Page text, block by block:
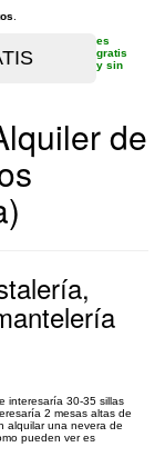
es
gratis
y sin
de
interesaría 30-35 sillas
2 mesas altas de
alquilar una nevera de
pueden ver es